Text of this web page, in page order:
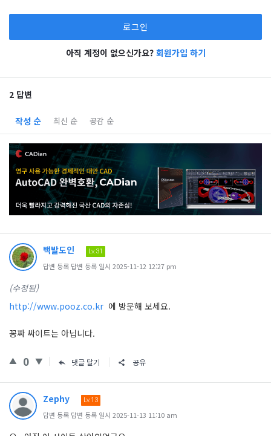
아직 계정이 없으신가요? 회원가입 하기
2 답변
작성 순 최신 순 공감 순
백발도인 Lv.31
답변 등록 답변 등록 일시 2025-11-12 12:27 pm
(수정됨)
http://www.pooz.co.kr 에 방문해 보세요.
꽁짜 싸이트는 아닙니다.
0 댓글 달기 공유
Zephy Lv.13
답변 등록 답변 등록 일시 2025-11-13 11:10 am